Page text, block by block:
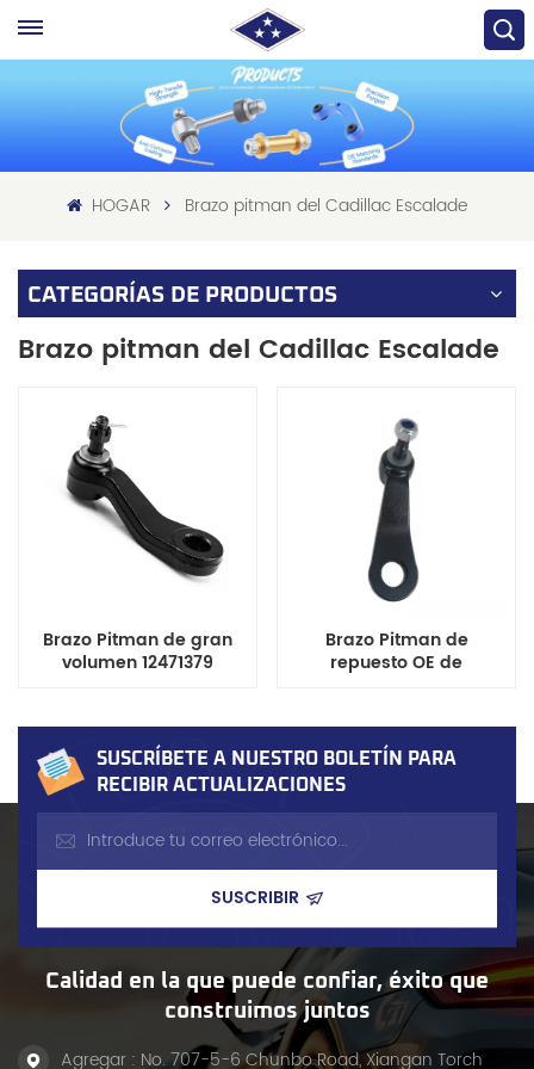
HOGAR Brazo pitman del Cadillac Escalade
CATEGORÍAS DE PRODUCTOS
Brazo pitman del Cadillac Escalade
Brazo Pitman de gran
volumen 12471379
Express, componente
duradero del sistema de
dirección
Brazo Pitman de
repuesto OE de
una fábrica china,
compatible con modelos
Cadillac, Chevrolet y
SUSCRÍBETE A NUESTRO BOLETÍN PARA
RECIBIR ACTUALIZACIONES
Calidad en la que puede confiar, éxito que
construimos juntos
Agregar : No. 707-5-6 Chunbo Road, Xiangan Torch